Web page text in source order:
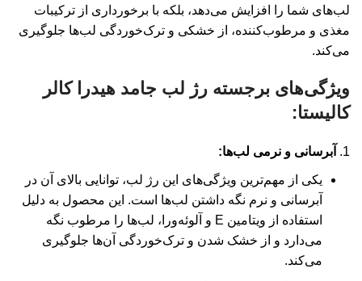
لب‌های شما را افزایش می‌دهد، بلکه با برخورداری از ترکیبات
مغذی و مرطوب‌کننده، از خشکی و ترک‌خوردگی لب‌ها جلوگیری
می‌کند.
ویژگی‌های برجسته رژ لب جامد هیدرا کالر
کالیستا:
آبرسانی و نرمی لب‌ها:
یکی از مهم‌ترین ویژگی‌های این رژ لب، توانایی بالای آن در
آبرسانی و نرم نگه داشتن لب‌ها است. این محصول به دلیل
استفاده از ویتامین E و آلوئه‌ورا، لب‌ها را مرطوب نگه
می‌دارد و از خشک شدن و ترک‌خوردگی آن‌ها جلوگیری
می‌کند.